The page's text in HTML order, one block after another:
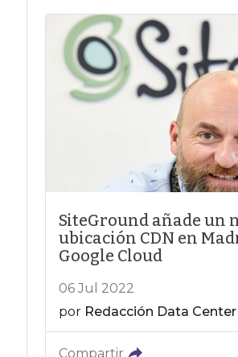
SiteGround añade un
ubicación CDN en
Google Cloud
06 Jul 2022
por Redacción Data
Compartir